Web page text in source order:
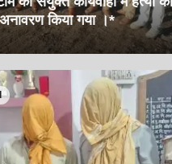
किया गया ।*